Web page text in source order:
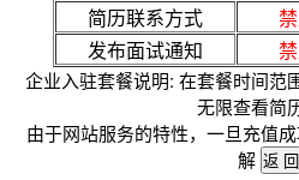
简历联系方式
发布面试通知
企业入驻套餐说明: 在套餐时间范
无限查看简
由于网站服务的特性，一旦充值
解